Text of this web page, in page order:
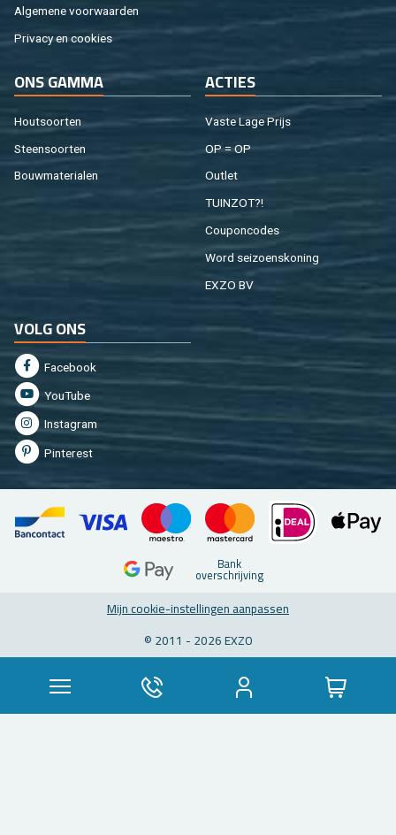
Al­ge­me­ne voor­waar­den
Pri­va­cy en coo­kies
ONS GAMMA
Hout­soor­ten
Steen­soor­ten
Bouw­ma­te­ri­a­len
AC­TIES
Vaste Lage Prijs
OP = OP
Out­let
TUIN­ZOT?!
Cou­pon­co­des
Word sei­zoens­ko­ning
EXZO BV
VOLG ONS
Fa­cebook
You­Tu­be
In­st­agram
Pin­te­rest
Bank
over­schrij­ving
Mijn coo­kie-in­stel­lin­gen aan­pas­sen
© 2011 - 2026 EXZO